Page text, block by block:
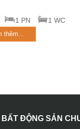
1 PN 1 WC
thêm...
ĐỘNG SẢN